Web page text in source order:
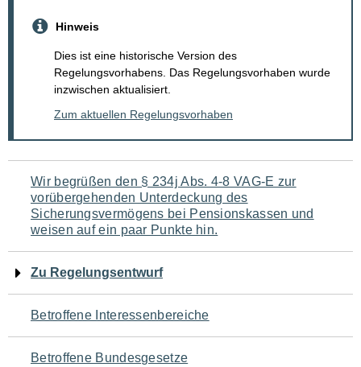
Hinweis
Dies ist eine historische Version des
Regelungsvorhabens. Das Regelungsvorhaben wurde
inzwischen aktualisiert.
Zum aktuellen Regelungsvorhaben
Navigation
für
den
Seiteninhalt
Wir begrüßen den § 234j Abs. 4-8 VAG-E zur
vorübergehenden Unterdeckung des
Sicherungsvermögens bei Pensionskassen und
weisen auf ein paar Punkte hin.
Zu Regelungsentwurf
Betroffene Interessenbereiche
Betroffene Bundesgesetze